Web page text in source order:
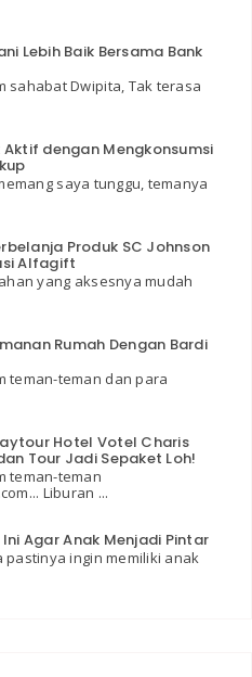
Lebih Baik Bersama Bank
sahabat Dwipita, Tak terasa
Aktif dengan Mengkonsumsi
saya tunggu, temanya
Produk SC Johnson
Alfagift
yang aksesnya mudah
Rumah Dengan Bardi
teman-teman dan para
Hotel Votel Charis
Tour Jadi Sepaket Loh!
teman-teman
Liburan ...
Agar Anak Menjadi Pintar
pastinya ingin memiliki anak